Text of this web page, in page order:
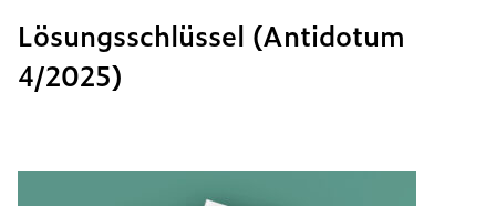
Lösungsschlüssel (Antidotum
4/2025)